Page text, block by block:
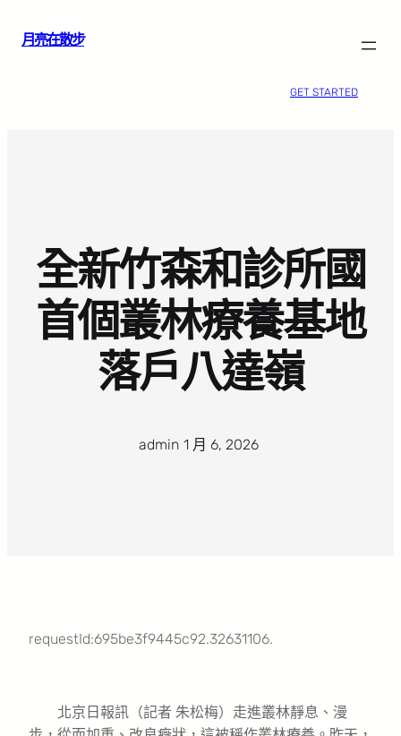
月亮在散步
GET STARTED
全新竹森和診所國
首個叢林療養基地
落戶八達嶺
admin· 1 月 6, 2026·
requestId:695be3f9445c92.32631106.
北京日報訊（記者 朱松梅）走進叢林靜息、漫